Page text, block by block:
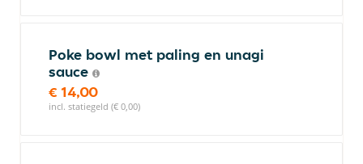
Poke bowl met paling en unagi
sauce
€ 14,00
incl. statiegeld (€ 0,00)